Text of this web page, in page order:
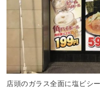
店頭のガラス全面に塩ビシ